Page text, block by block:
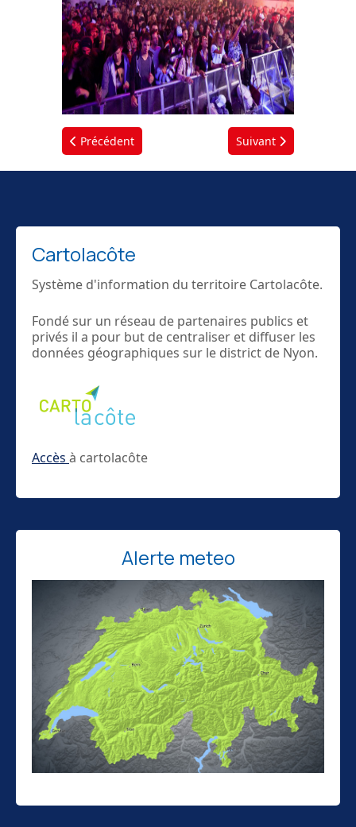
Article précédent : Feux d'artifice
Précédent Article suivant : Mise
Suivant
Cartolacôte
Système d'information du territoire Cartolacôte.
Fondé sur un réseau de partenaires publics et
privés il a pour but de centraliser et diffuser les
données géographiques sur le district de Nyon.
Accès à cartolacôte
Alerte meteo